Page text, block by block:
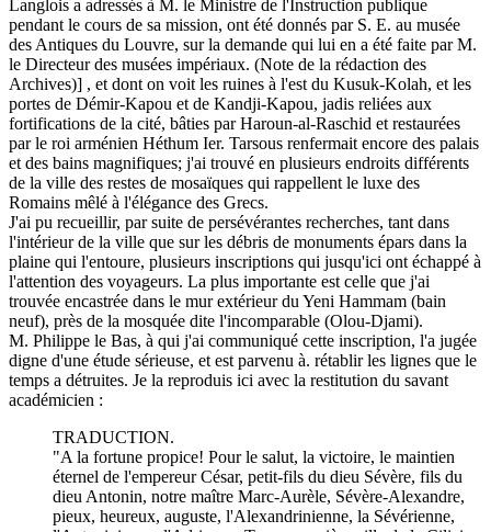
Langlois a adressés à M. le Ministre de l'Instruction publique
pendant le cours de sa mission, ont été donnés par S. E. au musée
des Antiques du Louvre, sur la demande qui lui en a été faite par M.
le Directeur des musées impériaux. (Note de la rédaction des
Archives)] , et dont on voit les ruines à l'est du Kusuk-Kolah, et les
portes de Démir-Kapou et de Kandji-Kapou, jadis reliées aux
fortifications de la cité, bâties par Haroun-al-Raschid et restaurées
par le roi arménien Héthum Ier. Tarsous renfermait encore des palais
et des bains magnifiques; j'ai trouvé en plusieurs endroits différents
de la ville des restes de mosaïques qui rappellent le luxe des
Romains mêlé à l'élégance des Grecs.
J'ai pu recueillir, par suite de persévérantes recherches, tant dans
l'intérieur de la ville que sur les débris de monuments épars dans la
plaine qui l'entoure, plusieurs inscriptions qui jusqu'ici ont échappé à
l'attention des voyageurs. La plus importante est celle que j'ai
trouvée encastrée dans le mur extérieur du Yeni Hammam (bain
neuf), près de la mosquée dite l'incomparable (Olou-Djami).
M. Philippe le Bas, à qui j'ai communiqué cette inscription, l'a jugée
digne d'une étude sérieuse, et est parvenu à. rétablir les lignes que le
temps a détruites. Je la reproduis ici avec la restitution du savant
académicien :
TRADUCTION.
"A la fortune propice! Pour le salut, la victoire, le maintien
éternel de l'empereur César, petit-fils du dieu Sévère, fils du
dieu Antonin, notre maître Marc-Aurèle, Sévère-Alexandre,
pieux, heureux, auguste, l'Alexandrinienne, la Sévérienne,